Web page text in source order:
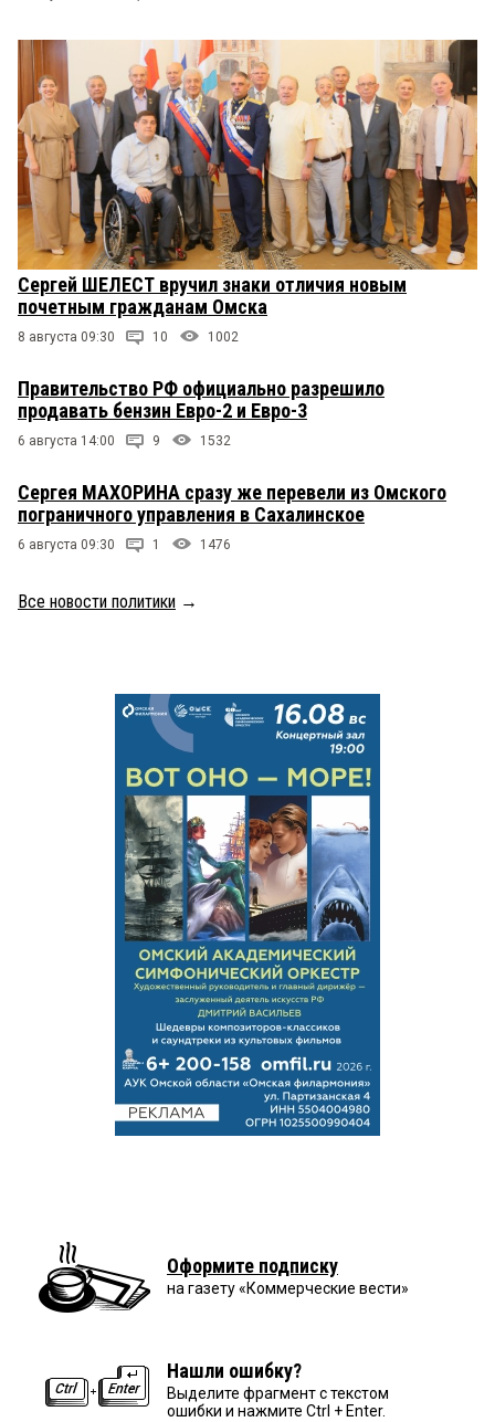
Сергей ШЕЛЕСТ вручил знаки отличия новым
почетным гражданам Омска
8 августа 09:30 10 1002
Правительство РФ официально разрешило
продавать бензин Евро-2 и Евро-3
6 августа 14:00 9 1532
Сергея МАХОРИНА сразу же перевели из Омского
пограничного управления в Сахалинское
6 августа 09:30 1 1476
Все новости политики →
Оформите подписку
на газету «Коммерческие вести»
Нашли ошибку?
Выделите фрагмент с текстом
ошибки и нажмите Ctrl + Enter.